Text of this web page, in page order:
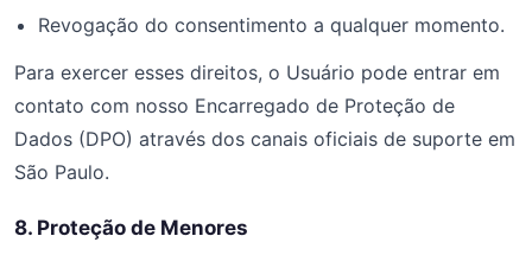
Revogação do consentimento a qualquer momento.
Para exercer esses direitos, o Usuário pode entrar em
contato com nosso Encarregado de Proteção de
Dados (DPO) através dos canais oficiais de suporte em
São Paulo.
8. Proteção de Menores